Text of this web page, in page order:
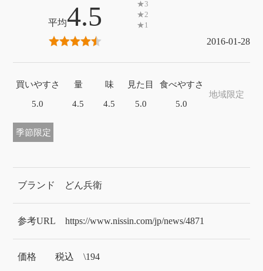
4.5
2016-01-28
買いやすさ
5.0
量
4.5
味
4.5
見た目
5.0
食べやすさ
5.0
地域限定
季節限定
ブランド どん兵衛
参考URL https://www.nissin.com/jp/news/4871
価格 税込 \194